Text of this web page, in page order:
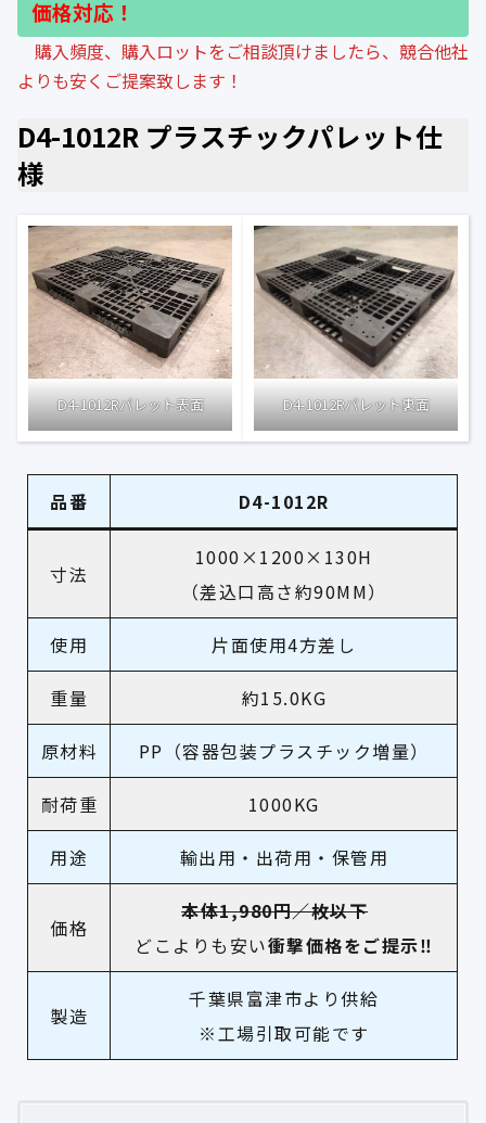
価格対応！
購入頻度、購入ロットをご相談頂けましたら、競合他社
よりも安くご提案致します！
D4-1012R プラスチックパレット仕
様
D4-1012Rパレット表面 D4-1012Rパレット裏面
品番 D4-1012R
寸法
1000×1200×130H
（差込口高さ約90MM）
使用 片面使用4方差し
重量 約15.0KG
原材料 PP（容器包装プラスチック増量）
耐荷重 1000KG
用途 輸出用・出荷用・保管用
価格
本体1,980円／枚以下
どこよりも安い衝撃価格をご提示‼︎
製造
千葉県富津市より供給
※工場引取可能です